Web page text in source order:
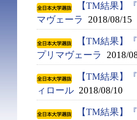
【TM結果】
マヴェーラ
2018/08/15
【TM結果】
プリマヴェーラ
2018/
【TM結果】
ィロール 2018/08/10
【TM結果】